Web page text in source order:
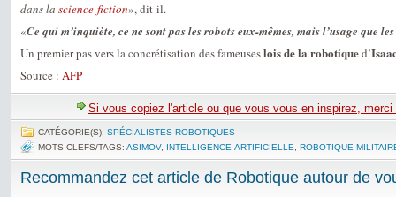
dans la science-fiction», dit-il.
«Ce qui m’inquiète, ce ne sont pas les robots eux-mêmes, mais l’usage que
Un premier pas vers la concrétisation des fameuseslois de la robotiqued’
Source : AFP
Si vous copiez l'article ou que vous vous en inspirez,
CATÉGORIE(S): SPÉCIALISTES ROBOTIQUES
MOTS-CLEFS/TAGS: ASIMOV, INTELLIGENCE-ARTIFICIELLE ROBOTIQUE
Recommandez cet article de Robotique autour de